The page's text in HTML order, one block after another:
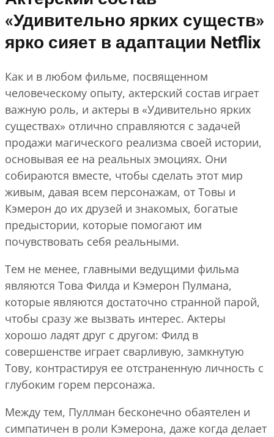
«Удивительно ярких существ»
ярко сияет в адаптации Netflix
Как и в любом фильме, посвященном
человеческому опыту, актерский состав играет
важную роль, и актеры в «Удивительно ярких
существах» отлично справляются с задачей
продажи магического реализма своей истории,
основывая ее на реальных эмоциях. Они
собираются вместе, чтобы сделать этот мир
живым, давая всем персонажам, от Товы и
Кэмерон до их друзей и знакомых, богатые
предыстории, которые помогают им
почувствовать себя реальными.
Тем не менее, главными ведущими фильма
являются Това Филда и Кэмерон Пулмана,
которые являются достаточно странной парой,
чтобы сразу же вызвать интерес. Актеры
хорошо ладят друг с другом: Филд в
совершенстве играет сварливую, замкнутую
Тову, контрастируя ее отстраненную личность с
глубоким горем персонажа.
Между тем, Пуллман бесконечно обаятелен и
симпатичен в роли Кэмерона, даже когда делает